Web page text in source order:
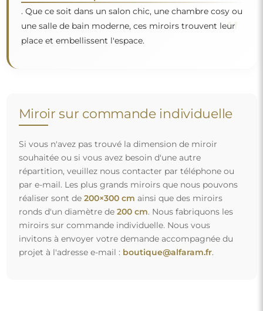
projet à l'adresse e-mail :boutique@alfaram.fr.
Livraison gratuite et transport sécurisé
Vous n’avez pas à vous soucier du transport – nous nous
occupons de faire en sorte que le miroir que vous avez
commandé arrive en toute sécurité entre vos mains, et ce,
complètement gratuitement. Nous disposons de notre
propre flotte de véhicules et de personnel formé, c’est
pourquoi nous pouvons vous garantir que le miroir arrivera
en parfait état, sans frais supplémentaires. Même si vous
commandez un miroir de grande taille, vous pouvez
compter sur une livraison rapide.